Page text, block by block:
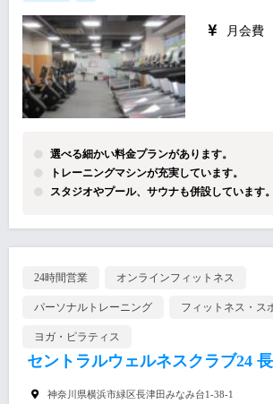
月会費
選べる細かい料金プランがあります。
トレーニングマシンが充実しています。
スタジオやプール、サウナも併設しています。
24時間営業 オンラインフィットネス
パーソナルトレーニング フィットネス・ス
ヨガ・ピラティス
セントラルウェルネスクラブ24
神奈川県横浜市緑区長津田みなみ台1-38-1